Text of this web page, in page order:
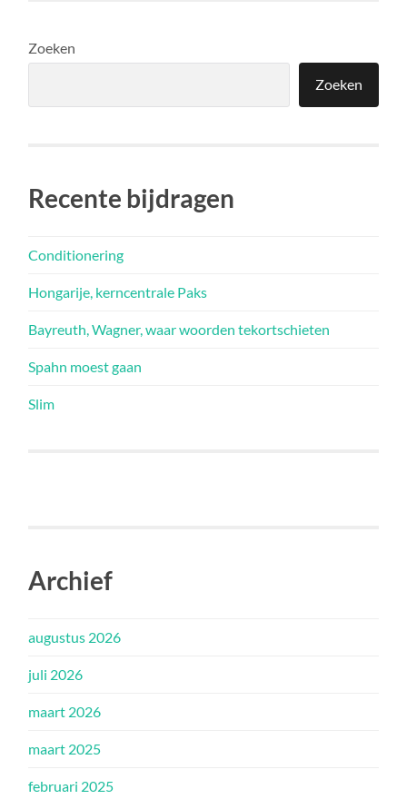
Zoeken
Zoeken
Recente bijdragen
Conditionering
Hongarije, kerncentrale Paks
Bayreuth, Wagner, waar woorden tekortschieten
Spahn moest gaan
Slim
Archief
augustus 2026
juli 2026
maart 2026
maart 2025
februari 2025